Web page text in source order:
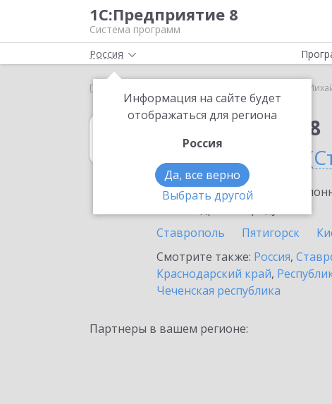
1С:Предприятие 8
Система программ
Россия
Информация на сайте будет
отображаться для региона
Россия
Да, все верно
Выбрать другой
Главная
1С:Упрощенка 8
в Михайловске
Ознакомьтесь с
Ставрополь
Пятигорск
Смотрите также: Россия,
Краснодарский край,
Чеченская республика
Партнеры в вашем регионе: